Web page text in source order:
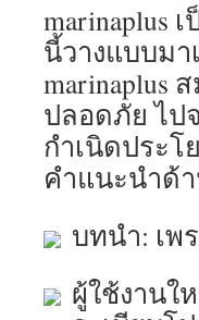
marinaplus
นี้วางแบบม
marinaplus
ปลอดภัย ไป
กำเนิดประ
คำแนะนำด้
บทนำ: เพ
ผู้ใช้งาน